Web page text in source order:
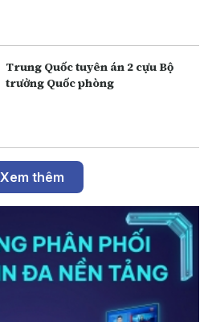
Trung Quốc tuyên án 2 cựu Bộ
trưởng Quốc phòng
Xem thêm